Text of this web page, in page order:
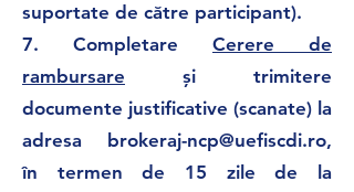
suportate de către participant).
7. Completare Cerere de
rambursare și trimitere
documente justificative (scanate) la
adresa
brokeraj-ncp@uefiscdi.ro,
în termen de 15 zile de la